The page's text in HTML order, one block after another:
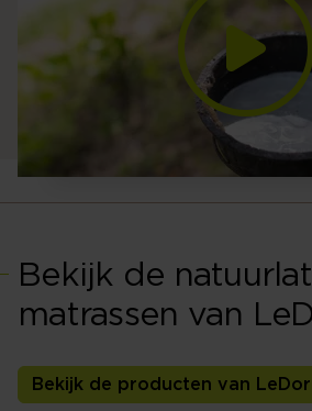
Bekijk de
matrassen van
Bekijk de producten van